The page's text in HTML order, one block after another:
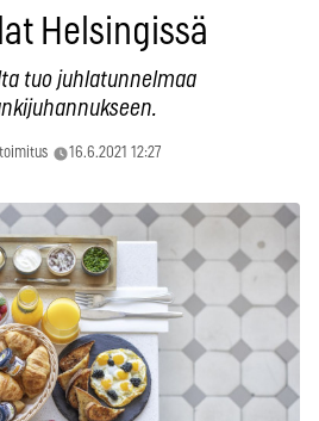
Helsingissä
tuo juhlatunnelmaa
16.6.2021 12:27